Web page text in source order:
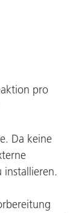
pro
Da keine
installieren.